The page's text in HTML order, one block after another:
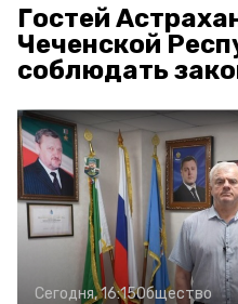
Гостей
Чеченской
соблюдать
Сегодня, 16:15Общество